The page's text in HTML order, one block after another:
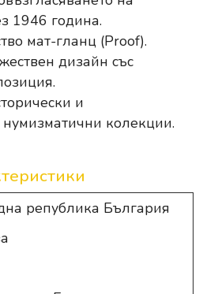
1946 година.
мат-гланц (Proof).
дизайн със
и
колекции.
република България